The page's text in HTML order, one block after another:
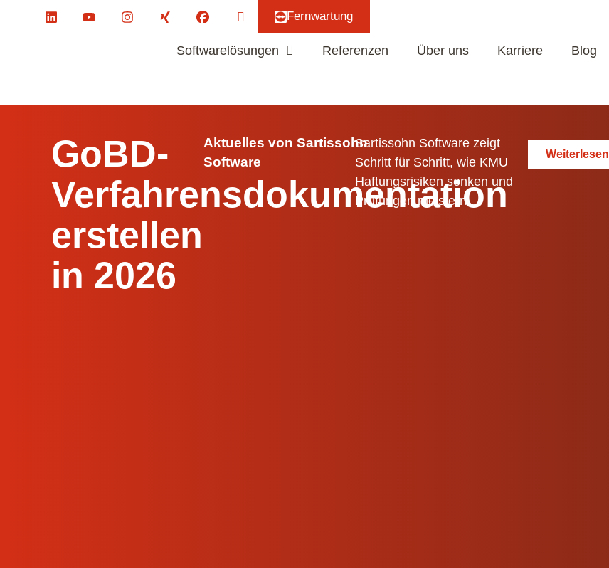
Fernwartung
Softwarelösungen Referenzen Über uns Karriere Blog
GoBD-
Verfahrensdokumentation
erstellen
in 2026
Aktuelles von Sartissohn
Software
Sartissohn Software zeigt
Schritt für Schritt, wie KMU
Haftungsrisiken senken und
Prüfungen meistern.
Weiterlesen